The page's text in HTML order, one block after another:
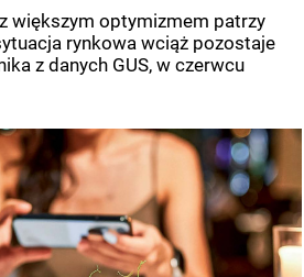
większym optymizmem patrzy
rynkowa wciąż pozostaje
z danych GUS, w czerwcu